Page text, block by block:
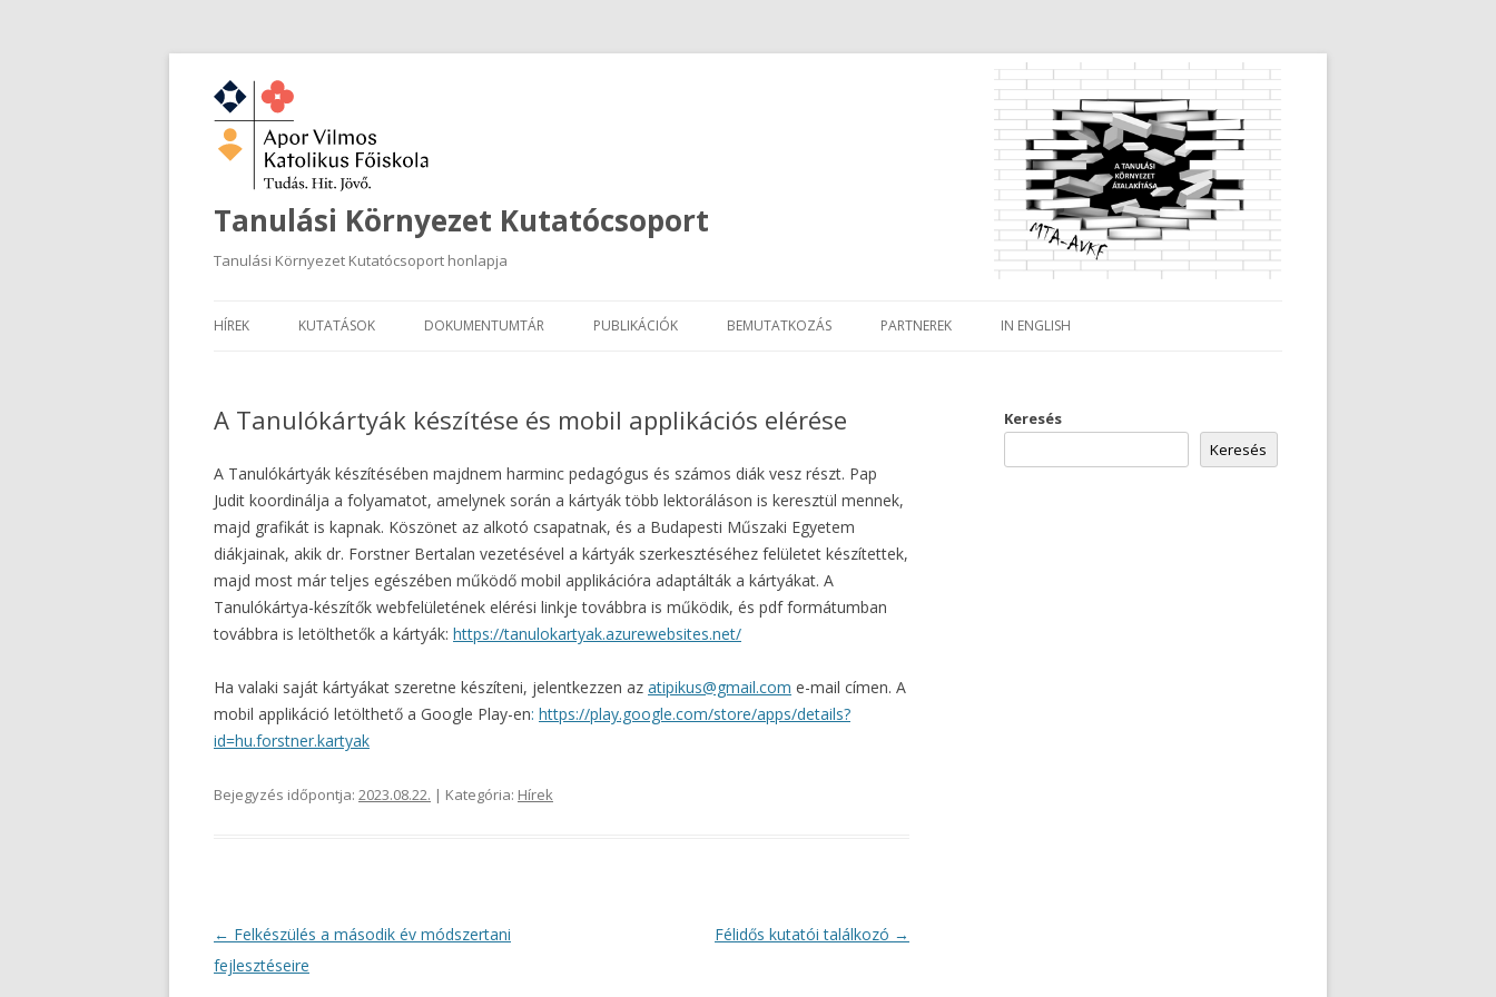
Tanulási Környezet Kutatócsoport
Tanulási Környezet Kutatócsoport honlapja
a
HÍREK KUTATÁSOK DOKUMENTUMTÁR PUBLIKÁCIÓK BEMUTATKOZÁS PARTNEREK IN ENGLISH
A Tanulókártyák készítése és mobil applikációs elérése
A Tanulókártyák készítésében majdnem harminc pedagógus és számos diák vesz részt. Pap
Judit koordinálja a folyamatot, amelynek során a kártyák több lektoráláson is keresztül mennek,
majd grafikát is kapnak. Köszönet az alkotó csapatnak, és a Budapesti Műszaki Egyetem
diákjainak, akik dr. Forstner Bertalan vezetésével a kártyák szerkesztéséhez felületet készítettek,
majd most már teljes egészében működő mobil applikációra adaptálták a kártyákat. A
Tanulókártya-készítők webfelületének elérési linkje továbbra is működik, és pdf formátumban
továbbra is letölthetők a kártyák: https://tanulokartyak.azurewebsites.net/
Ha valaki saját kártyákat szeretne készíteni, jelentkezzen az atipikus@gmail.com e-mail címen. A
mobil applikáció letölthető a Google Play-en: https://play.google.com/store/apps/details?
id=hu.forstner.kartyak
Bejegyzés időpontja: 2023.08.22. | Kategória: Hírek
Bejegyzés
navigáció
← Felkészülés a második év módszertani
fejlesztéseire
Félidős kutatói találkozó →
Keresés
Keresés